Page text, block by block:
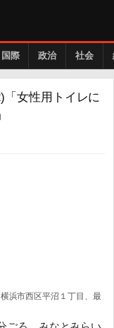
国際 政治 社会
「女性用トイレに
浜市西区平沼１丁目、最